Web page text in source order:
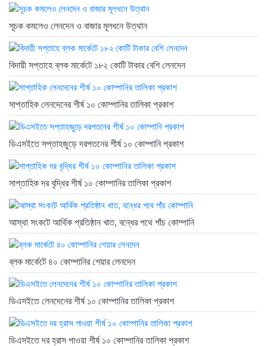
সূচক কমলেও লেনদেন ও বাজার মূলধনে উত্থান
বিদায়ী সপ্তাহে ব্লক মার্কেটে ১৮২ কোটি টাকার বেশি লেনদেন
সাপ্তাহিক লেনদেনের শীর্ষ ১০ কোম্পানির তালিকা প্রকাশ
ডিএসইতে সপ্তাহজুড়ে দরপতনের শীর্ষ ১০ কোম্পানি প্রকাশ
সাপ্তাহিক দর বৃদ্ধির শীর্ষ ১০ কোম্পানির তালিকা প্রকাশ
আস্থা সংকটে আর্থিক প্রতিষ্ঠান খাত, বন্ধের পথে পাঁচ কোম্পানি
ব্লক মার্কেটে ৪০ কোম্পানির শেয়ার লেনদেন
ডিএসইতে লেনদেনের শীর্ষ ১০ কোম্পানির তালিকা প্রকাশ
ডিএসইতে দর হ্রাস পাওয়া শীর্ষ ১০ কোম্পানির তালিকা প্রকাশ